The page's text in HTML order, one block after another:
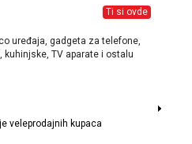
Ti si ovde
uređaja, gadgeta za telefone,
kuhinjske, TV aparate i ostalu
veleprodajnih kupaca